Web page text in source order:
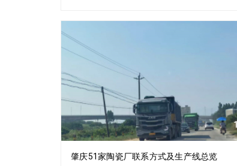
肇庆51家陶瓷厂联系方式及生产线总览